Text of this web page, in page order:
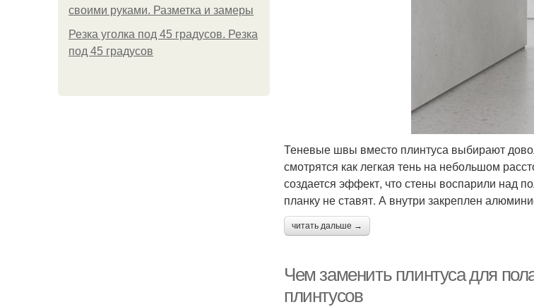
своими руками. Разметка и замеры
Резка уголка под 45 градусов. Резка
под 45 градусов
Теневые швы вместо плинтуса выбирают
смотрятся как легкая тень на небольшом
создается эффект, что стены воспарили над
планку не ставят. А внутри закреплен
читать дальше →
Чем заменить плинтуса для
плинтусов